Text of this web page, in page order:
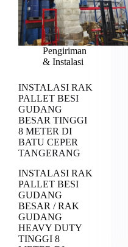
Pengiriman
& Instalasi
INSTALASI RAK
PALLET BESI
GUDANG
BESAR TINGGI
8 METER DI
BATU CEPER
TANGERANG
INSTALASI RAK
PALLET BESI
GUDANG
BESAR / RAK
GUDANG
HEAVY DUTY
TINGGI 8